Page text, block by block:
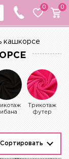
0 0
кашкорсе
Трикотаж
футер
Сортировать